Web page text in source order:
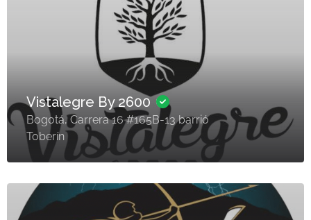
Vistalegre By 2600
Bogotá, Carrera 16 #165B-13 barrió
Toberín